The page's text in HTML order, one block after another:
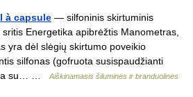
à capsule — silfoninis skirtuminis
Energetika apibrėžtis Manometras,
yra dėl slėgių skirtumo poveikio
silfonas (gofruota susispaudžianti
su… …
Aiškinamasis šiluminės ir branduolinės